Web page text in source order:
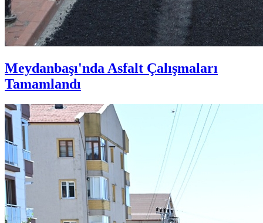
Meydanbaşı'nda Asfalt Çalışmaları
Tamamlandı